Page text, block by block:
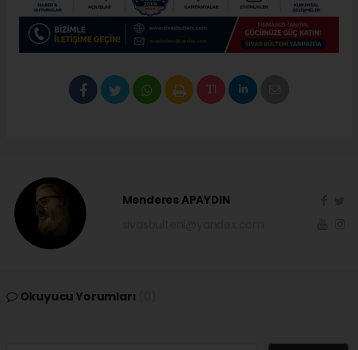
Menderes APAYDIN
Okuyucu Yorumları